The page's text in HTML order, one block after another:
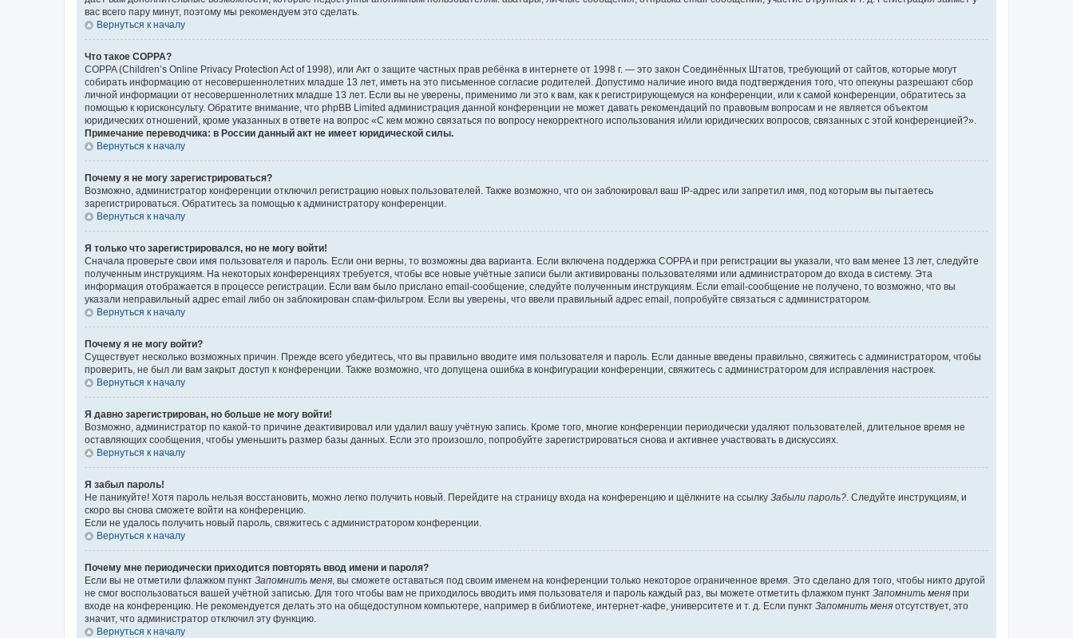
вас всего пару минут, поэтому мы рекомендуем это сделать.
Вернуться к началу
Что такое COPPA?
COPPA (Children’s Online Privacy Protection Act of 1998), или Акт о защите частных прав ребёнка в интернете от 1998 г. — это закон Соединённых Штатов, требующий от сайтов, которые могут
собирать информацию от несовершеннолетних младше 13 лет, иметь на это письменное согласие родителей. Допустимо наличие иного вида подтверждения того, что опекуны разрешают сбор
личной информации от несовершеннолетних младше 13 лет. Если вы не уверены, применимо ли это к вам, как к регистрирующемуся на конференции, или к самой конференции, обратитесь за
помощью к юрисконсульту. Обратите внимание, что phpBB Limited администрация данной конференции не может давать рекомендаций по правовым вопросам и не является объектом
юридических отношений, кроме указанных в ответе на вопрос «С кем можно связаться по вопросу некорректного использования и/или юридических вопросов, связанных с этой конференцией?».
Примечание переводчика: в России данный акт не имеет юридической силы.
Вернуться к началу
Почему я не могу зарегистрироваться?
Возможно, администратор конференции отключил регистрацию новых пользователей. Также возможно, что он заблокировал ваш IP-адрес или запретил имя, под которым вы пытаетесь
зарегистрироваться. Обратитесь за помощью к администратору конференции.
Вернуться к началу
Я только что зарегистрировался, но не могу войти!
Сначала проверьте свои имя пользователя и пароль. Если они верны, то возможны два варианта. Если включена поддержка COPPA и при регистрации вы указали, что вам менее 13 лет, следуйте
полученным инструкциям. На некоторых конференциях требуется, чтобы все новые учётные записи были активированы пользователями или администратором до входа в систему. Эта
информация отображается в процессе регистрации. Если вам было прислано email-сообщение, следуйте полученным инструкциям. Если email-сообщение не получено, то возможно, что вы
указали неправильный адрес email либо он заблокирован спам-фильтром. Если вы уверены, что ввели правильный адрес email, попробуйте связаться с администратором.
Вернуться к началу
Почему я не могу войти?
Существует несколько возможных причин. Прежде всего убедитесь, что вы правильно вводите имя пользователя и пароль. Если данные введены правильно, свяжитесь с администратором, чтобы
проверить, не был ли вам закрыт доступ к конференции. Также возможно, что допущена ошибка в конфигурации конференции, свяжитесь с администратором для исправления настроек.
Вернуться к началу
Я давно зарегистрирован, но больше не могу войти!
Возможно, администратор по какой-то причине деактивировал или удалил вашу учётную запись. Кроме того, многие конференции периодически удаляют пользователей, длительное время не
оставляющих сообщения, чтобы уменьшить размер базы данных. Если это произошло, попробуйте зарегистрироваться снова и активнее участвовать в дискуссиях.
Вернуться к началу
Я забыл пароль!
Не паникуйте! Хотя пароль нельзя восстановить, можно легко получить новый. Перейдите на страницу входа на конференцию и щёлкните на ссылку Забыли пароль? . Следуйте инструкциям, и
скоро вы снова сможете войти на конференцию.
Если не удалось получить новый пароль, свяжитесь с администратором конференции.
Вернуться к началу
Почему мне периодически приходится повторять ввод имени и пароля?
Если вы не отметили флажком пункт Запомнить меня , вы сможете оставаться под своим именем на конференции только некоторое ограниченное время. Это сделано для того, чтобы никто другой
не смог воспользоваться вашей учётной записью. Для того чтобы вам не приходилось вводить имя пользователя и пароль каждый раз, вы можете отметить флажком пункт Запомнить меня при
входе на конференцию. Не рекомендуется делать это на общедоступном компьютере, например в библиотеке, интернет-кафе, университете и т. д. Если пункт Запомнить меня отсутствует, это
значит, что администратор отключил эту функцию.
Вернуться к началу